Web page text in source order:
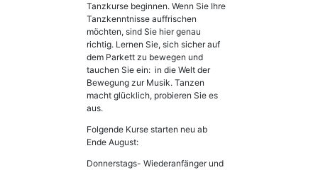
Tanzkurse beginnen. Wenn Sie Ihre
Tanzkenntnisse auffrischen
möchten, sind Sie hier genau
richtig. Lernen Sie, sich sicher auf
dem Parkett zu bewegen und
tauchen Sie ein: in die Welt der
Bewegung zur Musik. Tanzen
macht glücklich, probieren Sie es
aus.
Folgende Kurse starten neu ab
Ende August:
Donnerstags- Wiederanfänger und